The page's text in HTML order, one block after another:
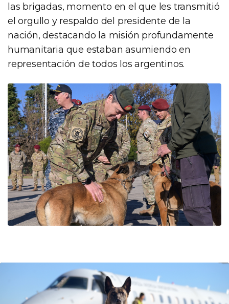
las brigadas, momento en el que les transmitió
el orgullo y respaldo del presidente de la
nación, destacando la misión profundamente
humanitaria que estaban asumiendo en
representación de todos los argentinos.